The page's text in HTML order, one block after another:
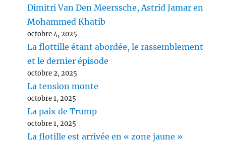
Dimitri Van Den Meerssche, Astrid Jamar en
Mohammed Khatib
octobre 4, 2025
La flottille étant abordée, le rassemblement
et le dernier épisode
octobre 2, 2025
La tension monte
octobre 1, 2025
La paix de Trump
octobre 1, 2025
La flotille est arrivée en « zone jaune »